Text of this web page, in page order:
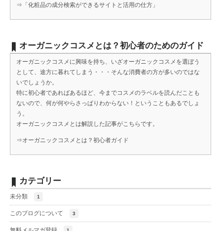
⇒ 「化粧品の成分検索ができるサイトと活用の仕方」
オーガニックコスメとは？初心者のためのガイド
オーガニックコスメに興味を持ち、いざオーガニックコスメを選ぼう
として、途方に暮れてしまう・・・そんな消費者の方が多いのではな
いでしょうか。
特に初心者であればあるほど、今までコスメのラベルを読んだことも
ないので、何が何やらさっぱりわからない！ということもあるでしょ
う。
オーガニックコスメとは解説した記事がこちらです。
⇒オーガニックコスメとは？初心者ガイド
カテゴリー
未分類 1
このブログについて 3